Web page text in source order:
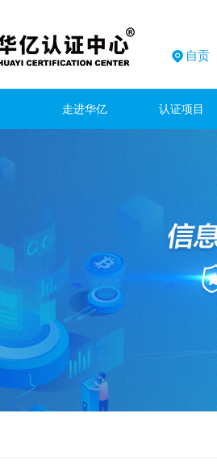
自贡
走进华亿 认证项目